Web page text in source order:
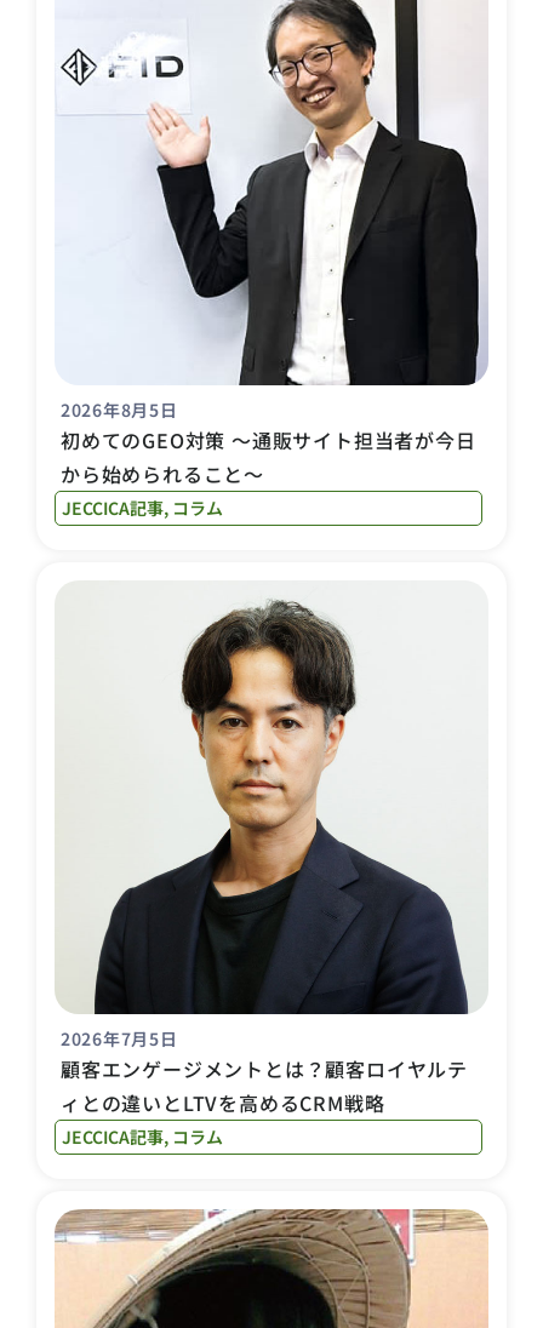
2026年8月5日
初めてのGEO対策 〜通販サイト担当者が今日
から始められること〜
JECCICA記事, コラム
2026年7月5日
顧客エンゲージメントとは？顧客ロイヤルテ
ィとの違いとLTVを高めるCRM戦略
JECCICA記事, コラム